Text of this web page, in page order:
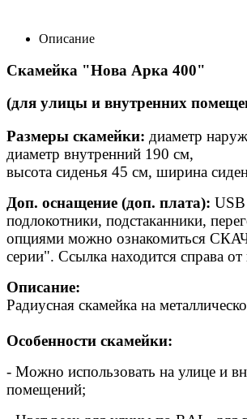
Описание
Скамейка "Нова Арка 400"
(для улицы и внутренних
Размеры скамейки: диаметр
диаметр внутренний 190 см,
высота сиденья 45 см, ширина
Доп. оснащение (доп. плата):
подлокотники, подстаканники,
опциями можно ознакомиться
серии". Ссылка находится справа от
Описание:
Радиусная скамейка на
Особенности скамейки:
- Можно использовать на улице и
помещений;